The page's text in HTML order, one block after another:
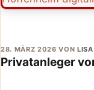
Privatanleger
28. MÄRZ 2026 VON